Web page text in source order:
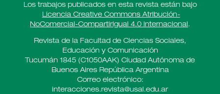
Los trabajos publicados en esta revista están bajo
Licencia Creative Commons Atribución-
NoComercial-CompartirIgual 4.0 Internacional .
Revista de la Facultad de Ciencias Sociales,
Educación y Comunicación
Tucumán 1845 (C1050AAK) Ciudad Autónoma de
Buenos Aires República Argentina
Correo electrónico:
interacciones.revista@usal.edu.ar